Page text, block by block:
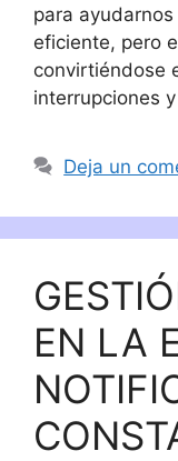
para
eficiente, pero
convirtiéndose
interrupciones
Deja un
EN LA